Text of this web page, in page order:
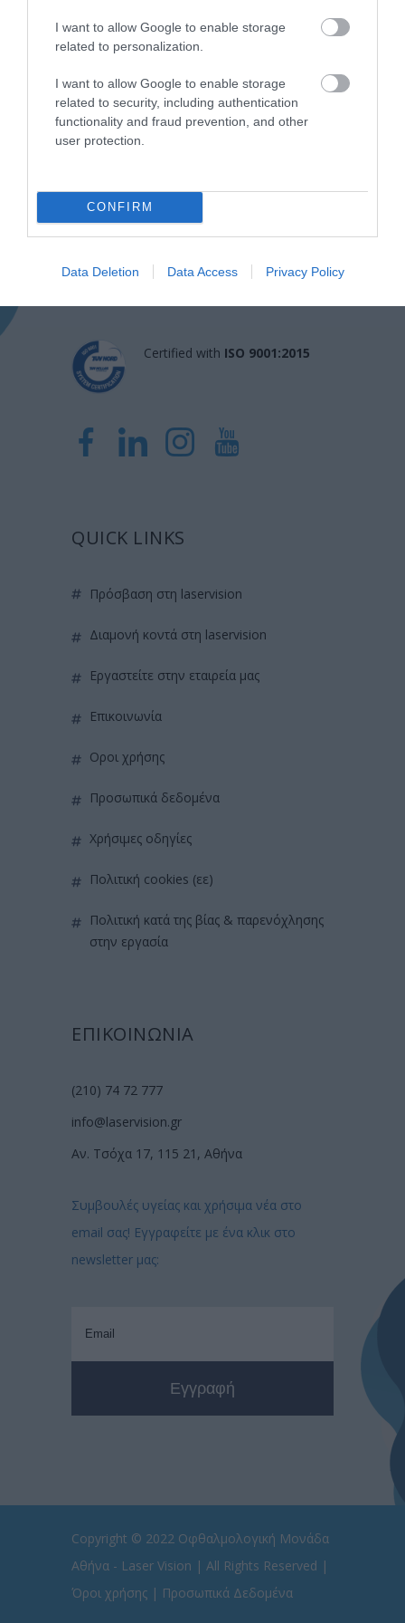
I want to allow Google to enable storage
related to personalization.
I want to allow Google to enable storage
related to security, including authentication
functionality and fraud prevention, and other
user protection.
CONFIRM
Data Deletion Data Access Privacy Policy
Laservision, με 30ετή πορεία,
δραστηριοποιείται σε ένα ευρύ πεδίο
διαγνωστικών, θεραπευτικών,
Certified with ISO 9001:2015
QUICK LINKS
πρόσβαση στη laservision
διαμονή κοντά στη laservision
εργαστείτε στην εταιρεία μας
επικοινωνία
όροι χρήσης
προσωπικά δεδομένα
χρήσιμες οδηγίες
πολιτική cookies (εε)
πολιτική κατά της βίας & παρενόχλησης
στην εργασία
ΕΠΙΚΟΙΝΩΝΙΑ
(210) 74 72 777
info@laservision.gr
Αν. Τσόχα 17, 115 21, Αθήνα
Συμβουλές υγείας και χρήσιμα νέα στο
email σας! Εγγραφείτε με ένα κλικ στο
newsletter μας:
Copyright © 2022 Οφθαλμολογική Μονάδα
Αθήνα - Laser Vision | All Rights Reserved |
Όροι χρήσης | Προσωπικά Δεδομένα